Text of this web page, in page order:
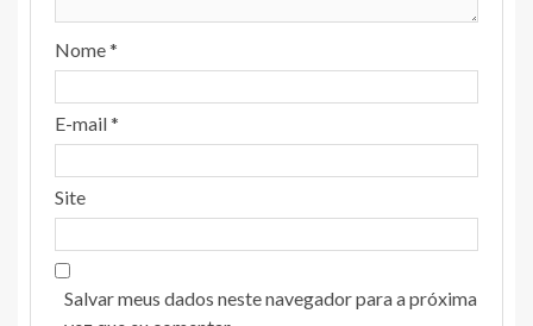
Nome*
E-mail*
Site
Salvar meus dados neste navegador para a próxima